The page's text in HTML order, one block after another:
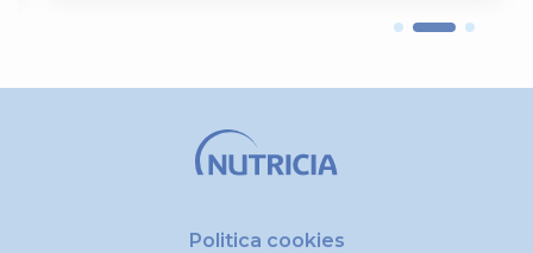
Politica cookies